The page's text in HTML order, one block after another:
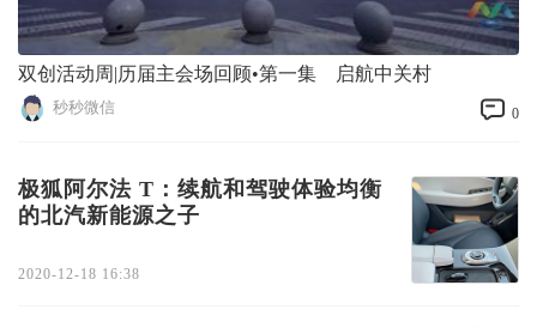
双创活动周|历届主会场回顾•第一集 启航中关村
秒秒微信 0
极狐阿尔法 T：续航和驾驶体验均衡
的北汽新能源之子
2020-12-18 16:38